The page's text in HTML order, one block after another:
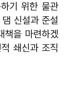
기 위한 물관
신설과 준설
책을 마련하겠
쇄신과 조직